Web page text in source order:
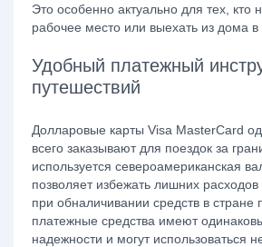
Это особенно актуально для тех, кто
рабочее место или выехать из дома в
Удобный платежный
путешествий
Долларовые карты Visa MasterCard
всего заказывают для поездок за
используется североамериканская
позволяет избежать лишних
при обналичивании средств в стране
платежные средства имеют
надежности и могут использоваться